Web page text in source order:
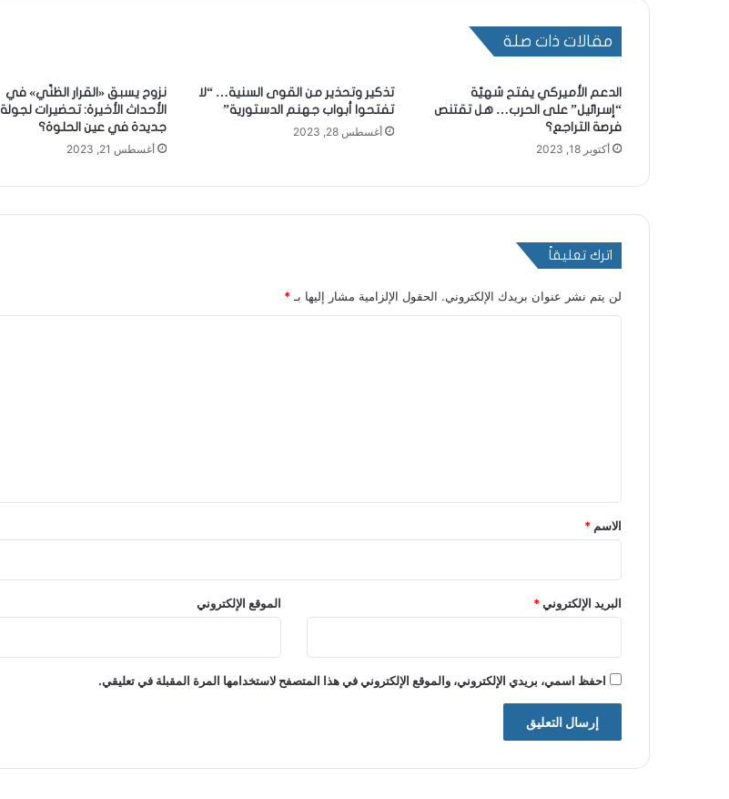
مقالات ذات صلة
الدعم الأميركي يفتح شهيّة
“إسرائيل” على الحرب… هل تقتنص
فرصة التراجع؟
أكتوبر 18, 2023
تذكير وتحذير من القوى السنية… “لا
تفتحوا أبواب جهنم الدستورية”
أغسطس 28, 2023
نزوح يسبق «القرار الظنّي» في
الأحداث الأخيرة: تحضيرات لجولة
جديدة في عين الحلوة؟
أغسطس 21, 2023
اترك تعليقاً
لن يتم نشر عنوان بريدك الإلكتروني. الحقول الإلزامية مشار إليها بـ *
*
الاسم *
البريد الإلكتروني* الموقع الإلكتروني
احفظ اسمي، بريدي الإلكتروني، والموقع الإلكتروني في هذا المتصفح لاستخدامها المرة المقبلة في تعليقي.